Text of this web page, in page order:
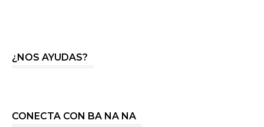
¿NOS AYUDAS?
CONECTA CON BA NA NA